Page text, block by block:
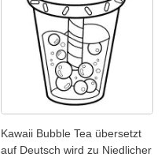
Kawaii Bubble Tea übersetzt
auf Deutsch wird zu Niedlicher